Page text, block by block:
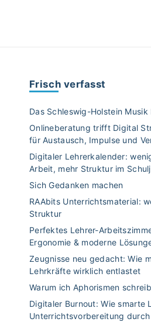
Frisch verfasst
Das Schleswig-Holstein
Onlineberatung trifft Digital
für Austausch, Impulse und
Digitaler Lehrerkalender:
Arbeit, mehr Struktur im
Sich Gedanken machen
RAAbits Unterrichtsmaterial:
Struktur
Perfektes Lehrer-
Ergonomie & moderne
Zeugnisse neu gedacht: Wie
Lehrkräfte wirklich entlastet
Warum ich Aphorismen
Digitaler Burnout: Wie smarte
Unterrichtsvorbereitung